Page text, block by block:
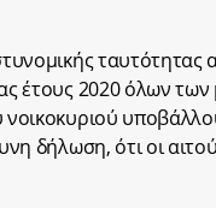
ταυτότητας
έτους 2020 όλων
δήλωση, ότι οι